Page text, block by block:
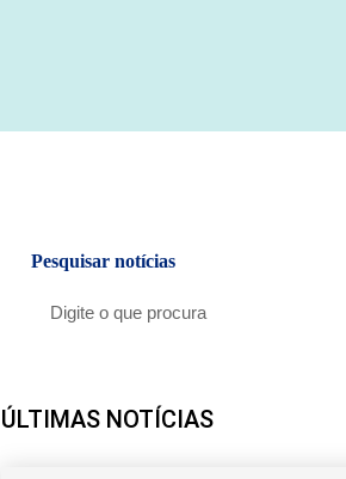
Pesquisar notícias
ÚLTIMAS NOTÍCIAS